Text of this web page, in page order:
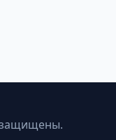
защищены.